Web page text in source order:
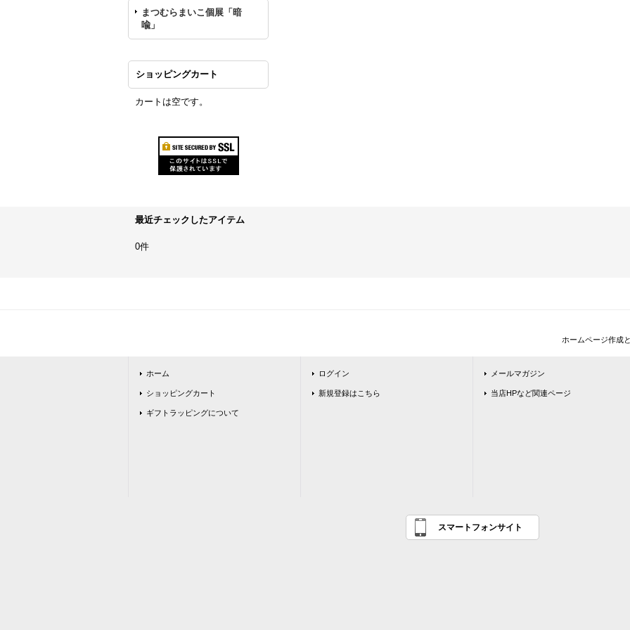
まつむらまいこ個展「暗
喩」
ショッピングカート
カートは空です。
最近チェックしたアイテム
0件
ホームページ作成
ホーム
ショッピングカート
ギフトラッピングについて
ログイン
新規登録はこちら
メールマガジン
当店HPなど関連ページ
スマートフォンサイト